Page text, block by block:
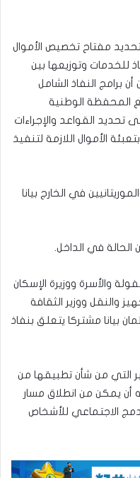
مفتاح تخصيص الأموال
للخدمات وتوزيعها بين
برامج النفاذ الشامل
المحفظة الوطنية
تحديد القواعد والإجراءات
الأموال اللازمة لتنفيذ
في الخارج بيانا
الحالة في الداخل.
والأسرة ووزيرة الإسكان
والنقل ووزير الثقافة
بيانا مشتركا يتعلق بنفاذ
التي من شأن تطبيقها من
أن يمكن من انطلاق مسار
الاجتماعي للأشخاص